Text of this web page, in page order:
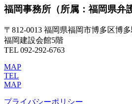
福岡事務所 （所属：福岡県弁
〒812-0013 福岡県福岡市博多区博
福岡建設会館5階
TEL 092-292-6763
MAP
TEL
MAP
プライバシーポリシー